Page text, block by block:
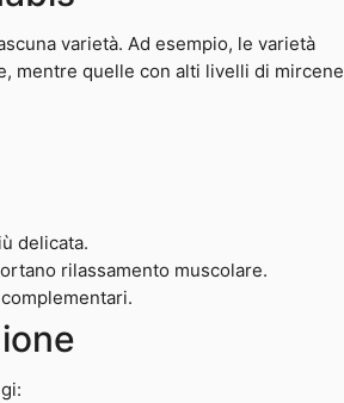
varietà. Ad esempio, le varietà
mentre quelle con alti livelli di mircene
delicata.
rilassamento muscolare.